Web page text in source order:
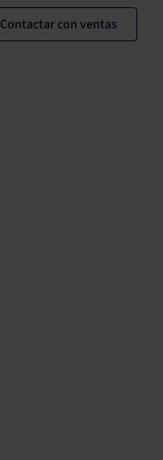
Contactar con ventas